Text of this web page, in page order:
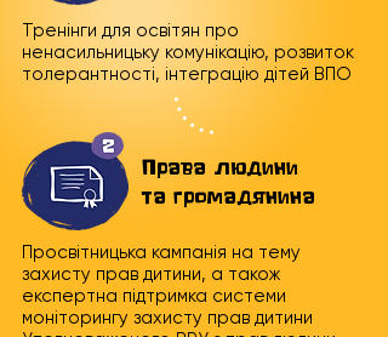
Тренінги для освітян про
ненасильницьку комунікацію, розвиток
толерантності, інтеграцію дітей ВПО
Права людини
та громадянина
Просвітницька кампанія на тему
захисту прав дитини, а також
експертна підтримка системи
моніторингу захисту прав дитини